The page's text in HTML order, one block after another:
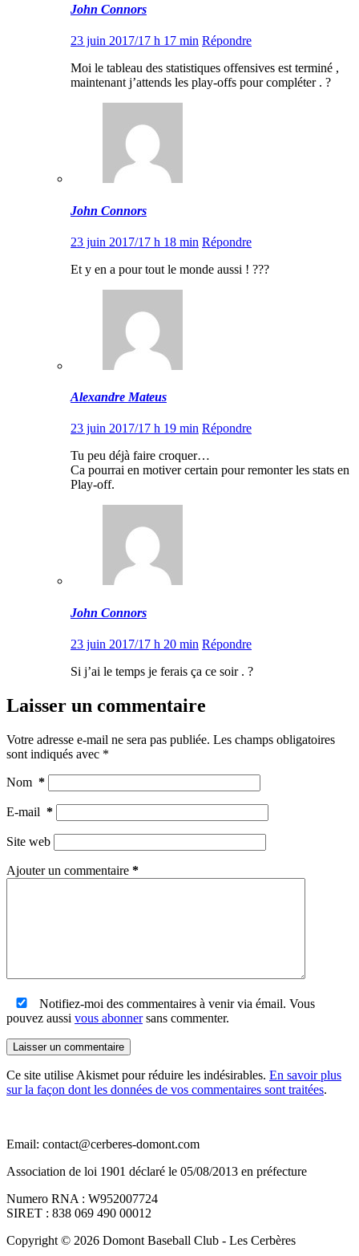
John Connors
23 juin 2017/17 h 17 min Répondre
Moi le tableau des statistiques offensives est terminé ,
maintenant j’attends les play-offs pour compléter . ?
John Connors
23 juin 2017/17 h 18 min Répondre
Et y en a pour tout le monde aussi ! ???
Alexandre Mateus
23 juin 2017/17 h 19 min Répondre
Tu peu déjà faire croquer…
Ca pourrai en motiver certain pour remonter les stats en
Play-off.
John Connors
23 juin 2017/17 h 20 min Répondre
Si j’ai le temps je ferais ça ce soir . ?
Laisser un commentaire
Votre adresse e-mail ne sera pas publiée. Les champs obligatoires
sont indiqués avec *
Nom *
E-mail *
Site web
Ajouter un commentaire *
Notifiez-moi des commentaires à venir via émail. Vous
pouvez aussi vous abonnersans commenter.
Laisser un commentaire
Ce site utilise Akismet pour réduire les indésirables. En savoir plus
sur la façon dont les données de vos commentaires sont traitées.
Email: contact@cerberes-domont.com
Association de loi 1901 déclaré le 05/08/2013 en préfecture
Numero RNA : W952007724
SIRET : 838 069 490 00012
Copyright © 2026 Domont Baseball Club - Les Cerbères